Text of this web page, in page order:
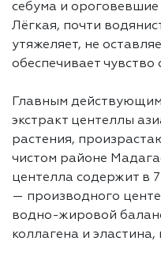
себума и ороговевшие
Лёгкая, почти
утяжеляет, не
обеспечивает чувство
Главным
экстракт центеллы
растения,
чистом районе
центелла содержит в
— производного
водно-жировой
коллагена и